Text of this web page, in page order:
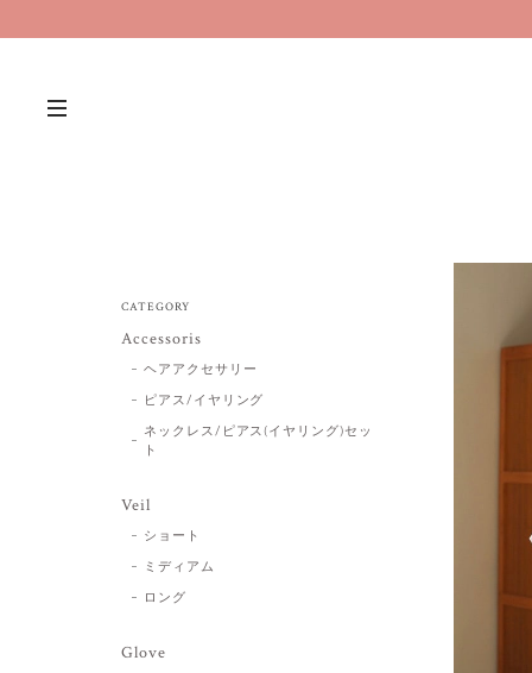
CATEGORY
Accessoris
ヘアアクセサリー
ピアス/イヤリング
ネックレス/ピアス(イヤリング)セッ
ト
Veil
ショート
ミディアム
ロング
Glove